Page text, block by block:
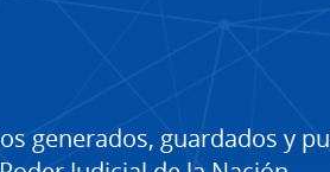
generados, guardados y